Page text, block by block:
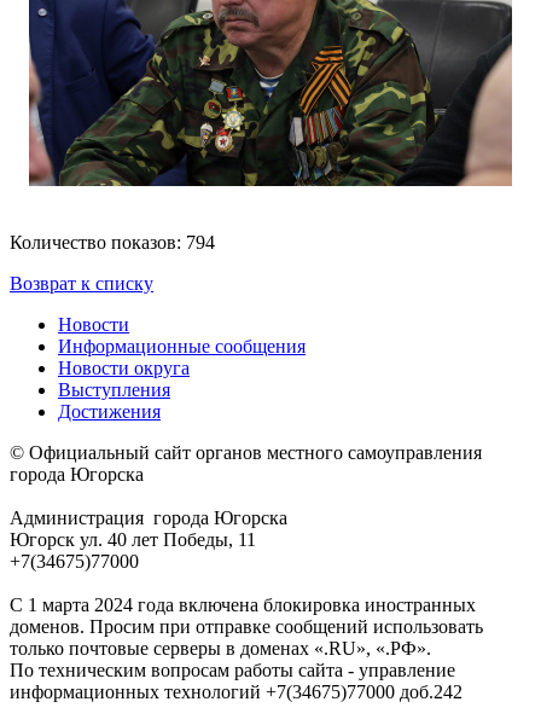
Количество показов: 794
Возврат к списку
Новости
Информационные сообщения
Новости округа
Выступления
Достижения
© Официальный сайт органов местного самоуправления
города Югорска
Администрация города Югорска
Югорск ул. 40 лет Победы, 11
+7(34675)77000
С 1 марта 2024 года включена блокировка иностранных
доменов. Просим при отправке сообщений использовать
только почтовые серверы в доменах «.RU», «.РФ».
По техническим вопросам работы сайта - управление
информационных технологий +7(34675)77000 доб.242